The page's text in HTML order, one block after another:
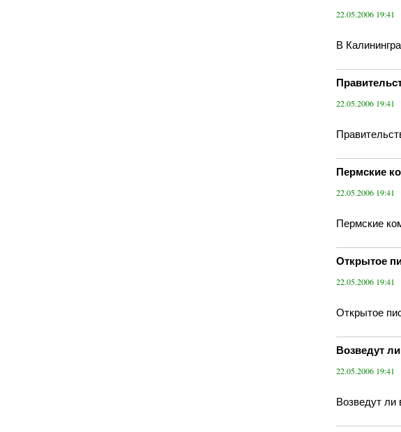
22.05.2006 19:41
В
22.05.2006 19:41
Пермские
22.05.2006 19:41
Пермские
Открытое
22.05.2006 19:41
Открытое
Возведут
22.05.2006 19:41
Возведут ли